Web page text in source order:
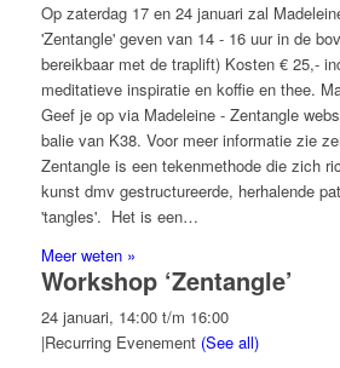
Op zaterdag 17 en 24 januari zal
'Zentangle' geven van 14 - 16 uur in de
bereikbaar met de traplift) Kosten € 25,-
meditatieve inspiratie en koffie en thee.
Geef je op via Madeleine - Zentangle
balie van K38. Voor meer informatie zie
Zentangle is een tekenmethode die zich
kunst dmv gestructureerde, herhalende
'tangles'. Het is een…
Meer weten »
Workshop ‘Zentangle’
24 januari, 14:00t/m 16:00
|Recurring Evenement (See all)